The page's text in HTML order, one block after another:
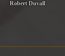
Robert Duvall